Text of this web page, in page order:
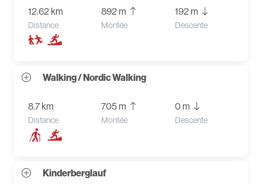
12.62 km
Distance
892 m
Montée
192 m
Descente
Walking / Nordic Walking
8.7 km
Distance
705 m
Montée
0 m
Descente
Kinderberglauf